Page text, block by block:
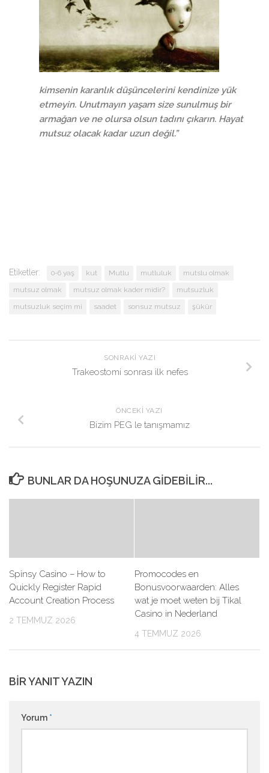
kimsenin karanlık düşüncelerini kendinize yük
etmeyin. Unutmayın yaşam size sunulmuş bir
armağan ve ne olursa olsun tadını çıkarın. Hayat
mutsuz olacak kadar uzun değil.”
Etiketler: 0-6 yaş kut Mutlu mutluluk
mutslu olmak
mutsuz olmak
mutsuz olmak kader midir?
mutsuzluk
mutsuzluk seçim mi
saadet sonsuz mutsuz şükür
SONRAKI YAZI
Trakeostomi sonrası ilk nefes
ÖNCEKI YAZI
Bizim PEG le tanışmamız
BUNLAR DA HOŞUNUZA GIDEBILIR...
Spinsy Casino – How to
Quickly Register Rapid
Account Creation Process
2 TEMMUZ 2026
Promocodes en
Bonusvoorwaarden: Alles
wat je moet weten bij Tikal
Casino in Nederland
4 TEMMUZ 2026
BIR YANIT YAZIN
Yorum *